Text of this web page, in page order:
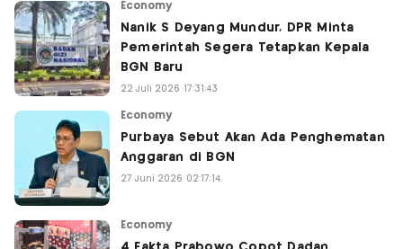
Economy
Nanik S Deyang Mundur, DPR Minta
Pemerintah Segera Tetapkan Kepala
BGN Baru
22 Juli 2026 17:31:43
Economy
Purbaya Sebut Akan Ada Penghematan
Anggaran di BGN
27 Juni 2026 02:17:14
Economy